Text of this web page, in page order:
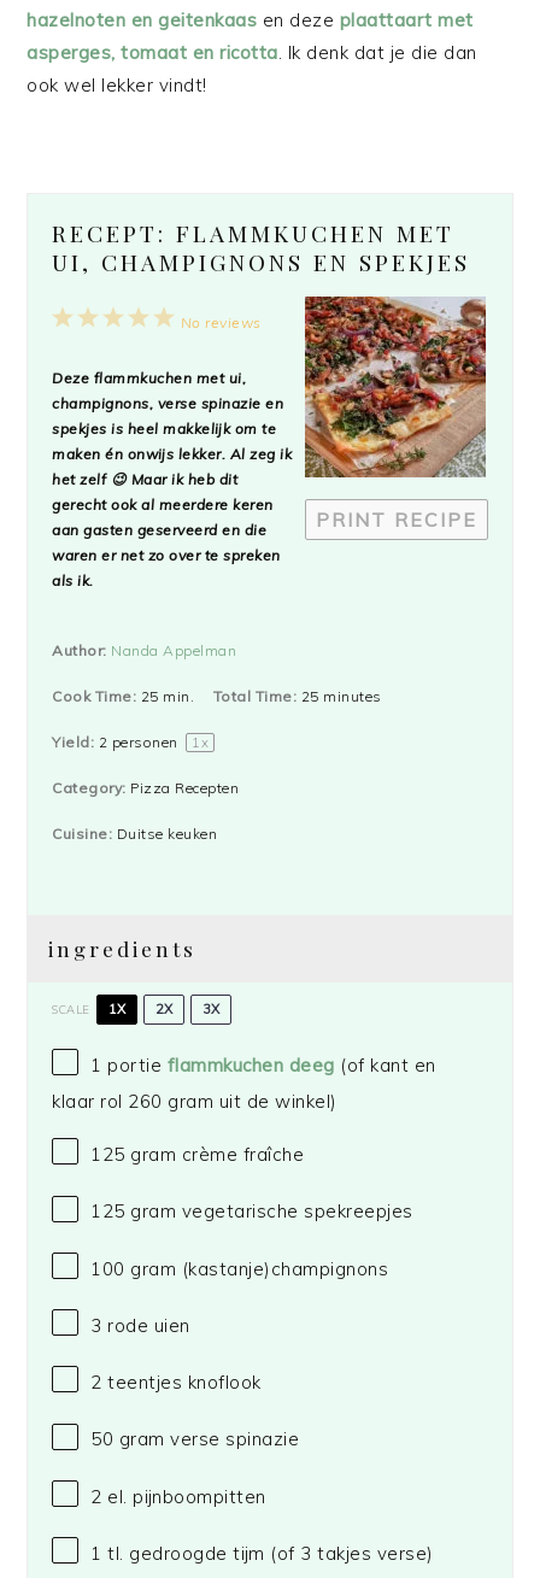
hazelnoten en geitenkaas en deze plaattaart met
asperges, tomaat en ricotta. Ik denk dat je die dan
ook wel lekker vindt!
RECEPT: FLAMMKUCHEN MET
UI, CHAMPIGNONS EN SPEKJES
PRINT RECIPE
5
4
3
2
1
No reviews
Deze flammkuchen met ui,
champignons, verse spinazie en
spekjes is heel makkelijk om te
maken én onwijs lekker. Al zeg ik
het zelf 😉 Maar ik heb dit
gerecht ook al meerdere keren
aan gasten geserveerd en die
waren er net zo over te spreken
als ik.
Author: Nanda Appelman
Cook Time: 25 min. Total Time: 25 minutes
Yield: 2 personen 1x
Category: Pizza Recepten
Cuisine: Duitse keuken
ingredients
SCALE 1X 2X 3X
1 portie flammkuchen deeg (of kant en
klaar rol 260 gram uit de winkel)
125 gram crème fraîche
125 gram vegetarische spekreepjes
100 gram (kastanje)champignons
3 rode uien
2 teentjes knoflook
50 gram verse spinazie
2 el. pijnboompitten
1 tl. gedroogde tijm (of 3 takjes verse)